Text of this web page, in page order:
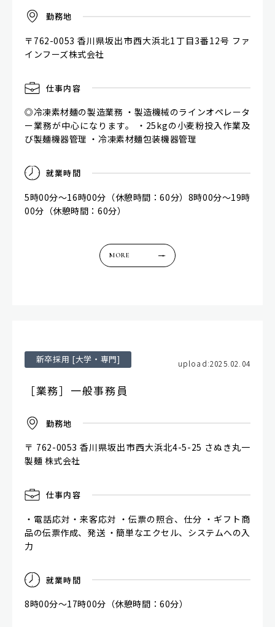
勤務地
〒762-0053 香川県坂出市西大浜北1丁目3番12号 ファ
インフーズ株式会社
仕事内容
◎冷凍素材麺の製造業務 ・製造機械のラインオペレータ
ー業務が中心になります。 ・25kgの小麦粉投入作業及
び製麺機器管理 ・冷凍素材麺包装機器管理
就業時間
5時00分～16時00分（休憩時間：60分）8時00分～19時
00分（休憩時間：60分）
MORE
新卒採用 [大学・専門]
［業務］一般事務員
upload:2025.02.04
勤務地
〒 762-0053 香川県坂出市西大浜北4-5-25 さぬき丸一
製麺 株式会社
仕事内容
・電話応対・来客応対 ・伝票の照合、仕分 ・ギフト商
品の伝票作成、発送 ・簡単なエクセル、システムへの入
力
就業時間
8時00分～17時00分（休憩時間：60分）